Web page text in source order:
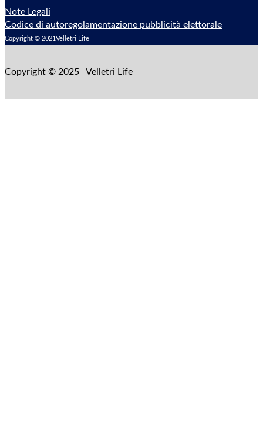
Note Legali
Codice di autoregolamentazione pubblicità elettorale
Copyright © 2021Velletri Life
Copyright © 2025 Velletri Life